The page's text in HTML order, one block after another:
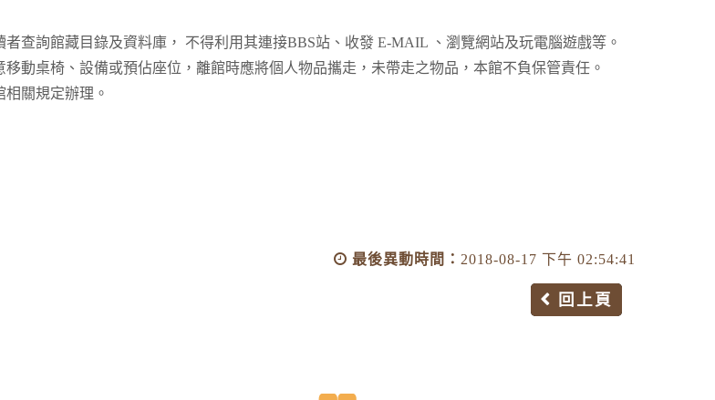
者查詢館藏目錄及資料庫， 不得利用其連接BBS站、收發 E-MAIL 、瀏覽網站及玩電腦遊戲等。
移動桌椅、設備或預佔座位，離館時應將個人物品攜走，未帶走之物品，本館不負保管責任。
關規定辦理。
最後異動時間： 2018-08-17 下午 02:54:41
回上頁